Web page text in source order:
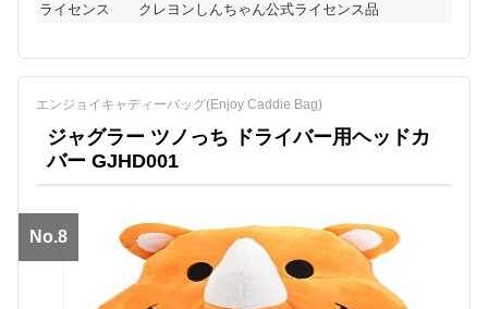
ライセンス
クレヨンしんちゃん公式ライセンス品
エンジョイキャディーバッグ(Enjoy Caddie Bag)
ジャグラー ツノっち ドライバー用ヘッドカ
バー GJHD001
No.8